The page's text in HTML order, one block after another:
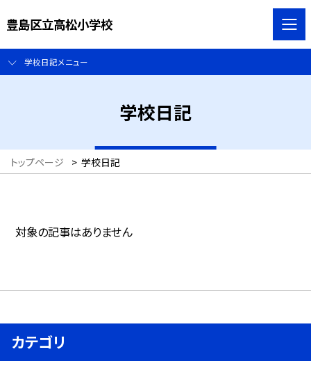
豊島区立高松小学校
学校日記メニュー
学校日記
トップページ > 学校日記
対象の記事はありません
カテゴリ